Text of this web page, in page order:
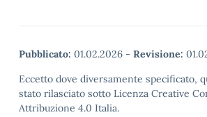
Pubblicato: 01.02.2026 - Revisione:
Eccetto dove diversamente specificato,
stato rilasciato sotto Licenza Creative
Attribuzione 4.0 Italia.